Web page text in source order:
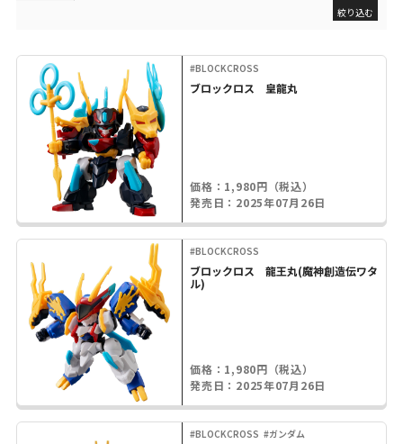
絞り込む
#BLOCKCROSS
ブロックロス 皇龍丸
価格：1,980円（税込）
発売日：2025年07月26日
#BLOCKCROSS
ブロックロス 龍王丸(魔神創造伝ワタ
ル)
価格：1,980円（税込）
発売日：2025年07月26日
#BLOCKCROSS #ガンダム